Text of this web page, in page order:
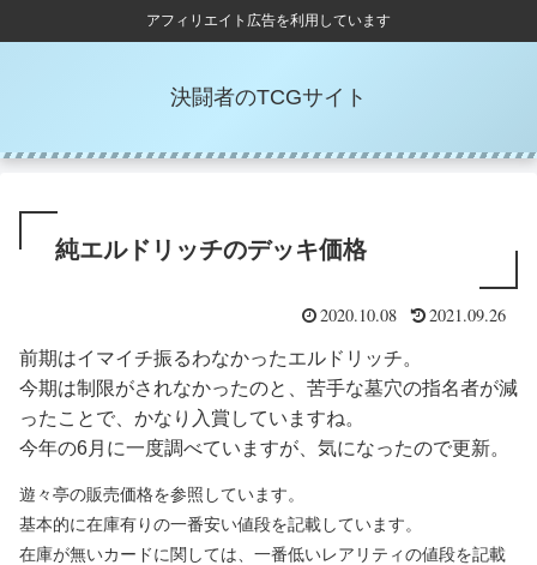
アフィリエイト広告を利用しています
決闘者のTCGサイト
純エルドリッチのデッキ価格
2020.10.08 2021.09.26
前期はイマイチ振るわなかったエルドリッチ。
今期は制限がされなかったのと、苦手な墓穴の指名者が減
ったことで、かなり入賞していますね。
今年の6月に一度調べていますが、気になったので更新。
遊々亭の販売価格を参照しています。
基本的に在庫有りの一番安い値段を記載しています。
在庫が無いカードに関しては、一番低いレアリティの値段を記載